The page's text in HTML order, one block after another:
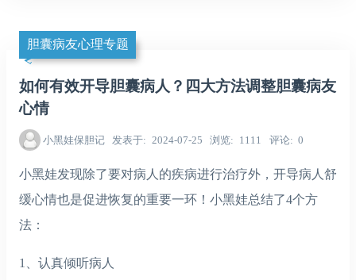
胆囊病友心理专题
如何有效开导胆囊病人？四大方法调整胆囊病友
心情
小黑娃保胆记 发表于 2024-07-25 浏览 1111 评论 0
小黑娃发现除了要对病人的疾病进行治疗外，开导病人舒
缓心情也是促进恢复的重要一环！小黑娃总结了4个方
法：
1、认真倾听病人